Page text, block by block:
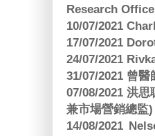
Research
10/07/2021
17/07/2021
24/07/2021
31/07/2021 曾
07/08/2021 洪
兼市場營銷總監)
14/08/2021